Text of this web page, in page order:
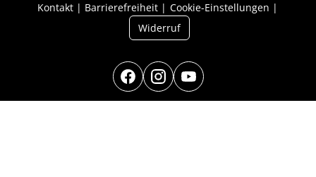
Kontakt
Barrierefreiheit
Cookie-Einstellungen
Widerruf